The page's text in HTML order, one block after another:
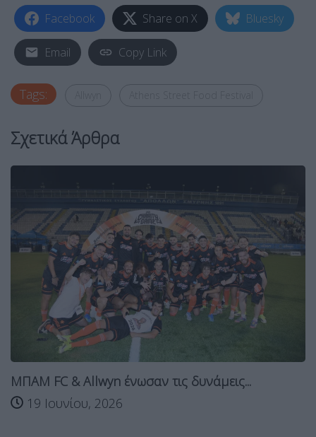
Facebook Share on X Bluesky
Email Copy Link
Tags:
Σχετικά Άρθρα
ΜΠΑΜ FC & Allwyn ένωσαν τις δυνάμεις...
19 Ιουνίου, 2026